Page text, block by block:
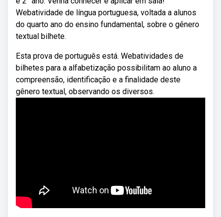
Webatividade de língua portuguesa, voltada a alunos
do quarto ano do ensino fundamental, sobre o gênero
textual bilhete.
Esta prova de português está. Webatividades de
bilhetes para a alfabetização possibilitam ao aluno a
compreensão, identificação e a finalidade deste
gênero textual, observando os diversos.